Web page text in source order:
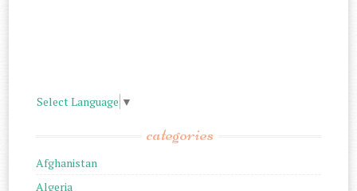
Select Language ▼
categories
Afghanistan
Algeria